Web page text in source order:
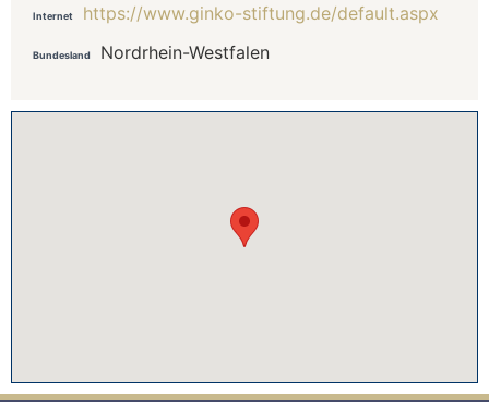
Internet https://www.ginko-stiftung.de/default.aspx
Bundesland Nordrhein-Westfalen